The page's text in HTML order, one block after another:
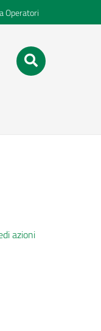
Operatori
azioni